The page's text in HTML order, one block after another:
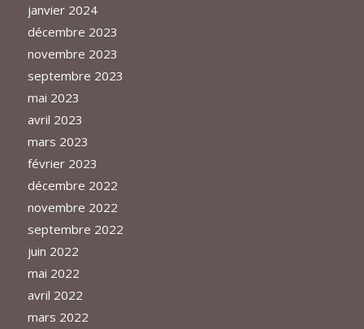
janvier 2024
décembre 2023
novembre 2023
septembre 2023
mai 2023
avril 2023
mars 2023
février 2023
décembre 2022
novembre 2022
septembre 2022
juin 2022
mai 2022
avril 2022
mars 2022